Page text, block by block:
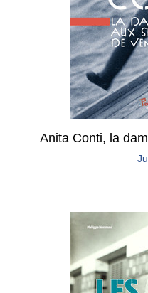
Anita Conti, la